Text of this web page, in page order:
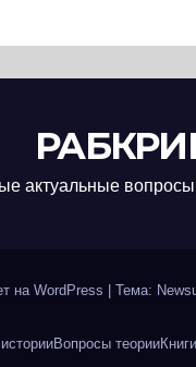
актуальные
на WordPress Тема:
Вопросы теорииКниги